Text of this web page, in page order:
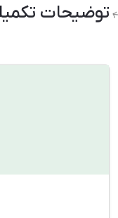
توضیحات